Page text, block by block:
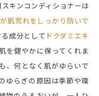
キンコンディショナーは
肌荒れをしっかり防いで
成分として ドクダミエキ
を健やかに保ってくれま
、何となく肌がゆらいで
ゆらぎの原因は季節や環